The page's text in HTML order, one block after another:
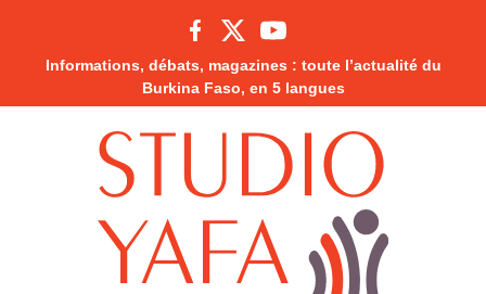
Informations, débats, magazines : toute l’actualité du
Burkina Faso, en 5 langues